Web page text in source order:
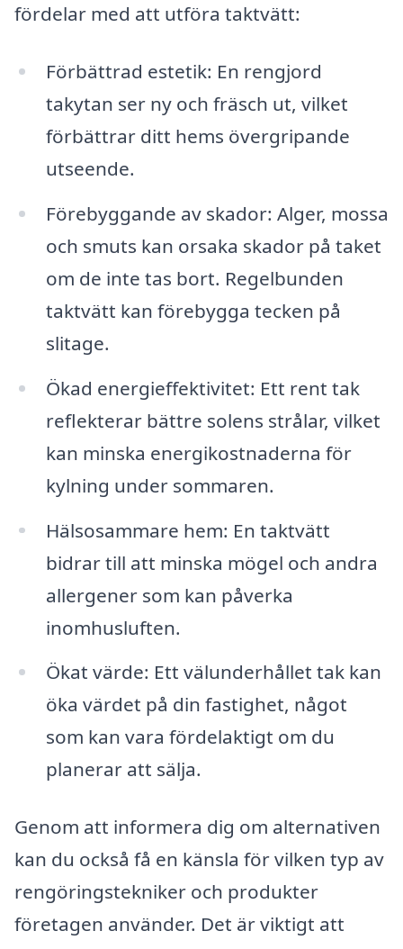
fördelar med att utföra taktvätt:
Förbättrad estetik: En rengjord
takytan ser ny och fräsch ut, vilket
förbättrar ditt hems övergripande
utseende.
Förebyggande av skador: Alger, mossa
och smuts kan orsaka skador på taket
om de inte tas bort. Regelbunden
taktvätt kan förebygga tecken på
slitage.
Ökad energieffektivitet: Ett rent tak
reflekterar bättre solens strålar, vilket
kan minska energikostnaderna för
kylning under sommaren.
Hälsosammare hem: En taktvätt
bidrar till att minska mögel och andra
allergener som kan påverka
inomhusluften.
Ökat värde: Ett välunderhållet tak kan
öka värdet på din fastighet, något
som kan vara fördelaktigt om du
planerar att sälja.
Genom att informera dig om alternativen
kan du också få en känsla för vilken typ av
rengöringstekniker och produkter
företagen använder. Det är viktigt att